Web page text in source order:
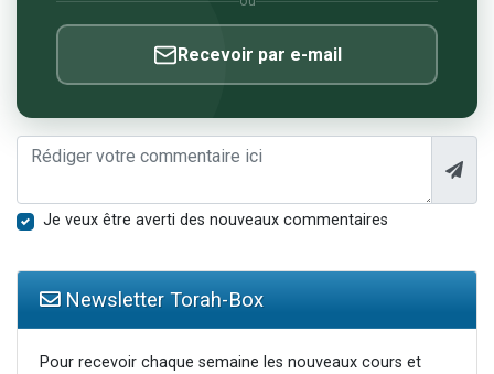
Recevoir par e-mail
Je veux être averti des nouveaux commentaires
Newsletter Torah-Box
Pour recevoir chaque semaine les nouveaux cours et